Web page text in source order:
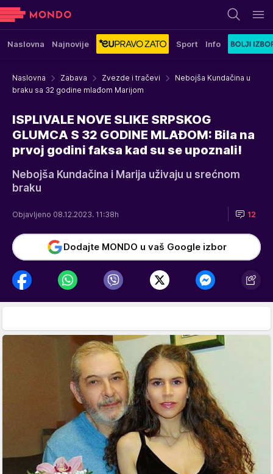
Naslovna Najnovije Sport Info
Naslovna Zabava Zvezde i tračevi
Nebojša Kundačina u
braku sa 32 godine mlađom Marijom
ISPLIVALE NOVE SLIKE SRPSKOG
GLUMCA S 32 GODINE MLAĐOM: Bila na
prvoj godini faksa kad su se upoznali!
Nebojša Kundačina i Marija uživaju u srećnom
braku
Objavljeno 08.12.2023. 11:38h 12
Dodajte MONDO u vaš Google izbor